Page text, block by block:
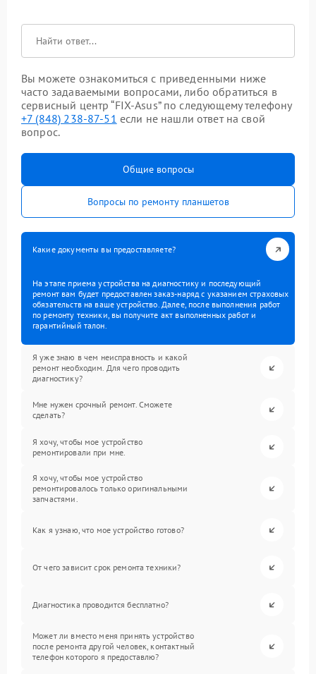
Вы можете ознакомиться с приведенными ниже
часто задаваемыми вопросами, либо обратиться в
сервисный центр “FIX-Asus” по следующему телефону
+7 (848) 238-87-51 если не нашли ответ на свой
вопрос.
Общие вопросы
Вопросы по ремонту планшетов
Какие документы вы предоставляете?
На этапе приема устройства на диагностику и последующий
ремонт вам будет предоставлен заказ-наряд с указанием страховых
обязательств на ваше устройство. Далее, после выполнения работ
по ремонту техники, вы получите акт выполненных работ и
гарантийный талон.
Я уже знаю в чем неисправность и какой
ремонт необходим. Для чего проводить
диагностику?
Мне нужен срочный ремонт. Сможете
сделать?
Я хочу, чтобы мое устройство
ремонтировали при мне.
Я хочу, чтобы мое устройство
ремонтировалось только оригинальными
запчастями.
Как я узнаю, что мое устройство готово?
От чего зависит срок ремонта техники?
Диагностика проводится бесплатно?
Может ли вместо меня принять устройство
после ремонта другой человек, контактный
телефон которого я предоставлю?